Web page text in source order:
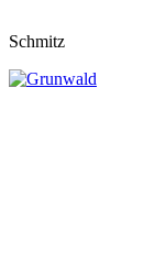
Schmitz